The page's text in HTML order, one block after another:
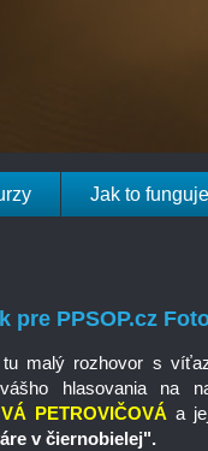
Jak to
pre PPSOP.cz
malý rozhovor s
hlasovania na
PETROVIČOVÁ a
v čiernobielej".